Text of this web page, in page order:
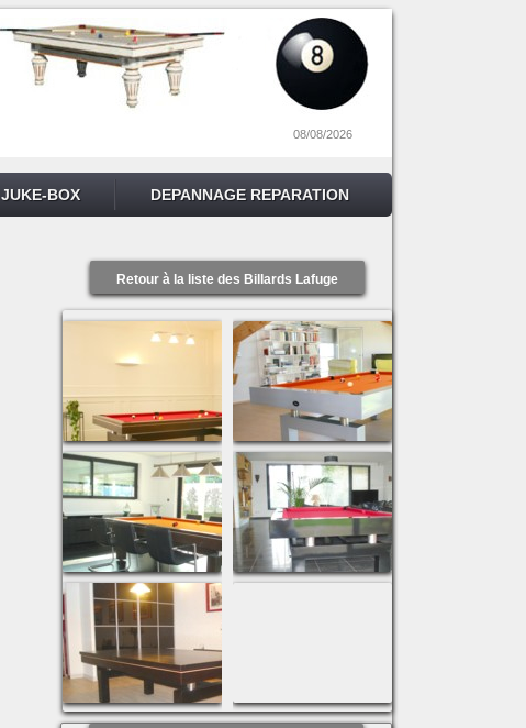
08/08/2026
JUKE-BOX DEPANNAGE REPARATION
Retour à la liste des Billards Lafuge